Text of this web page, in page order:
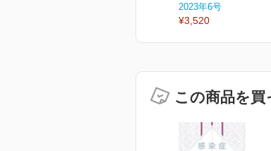
2023年6号
¥3,520
この商品を買